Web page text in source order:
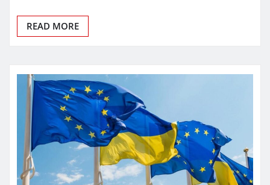
READ MORE